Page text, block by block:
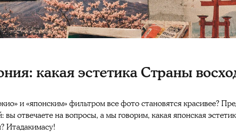
какая эстетика Страны
и «японским» фильтром все фото становятся красивее?
отвечаете на вопросы, а мы говорим, какая японская
Итадакимасу!